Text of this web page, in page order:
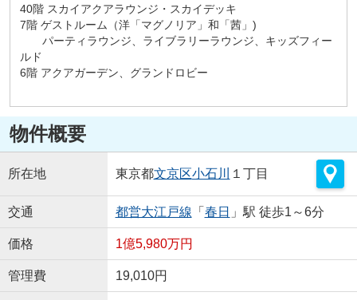
40階 スカイアクアラウンジ・スカイデッキ
7階 ゲストルーム（洋「マグノリア」和「茜」)
パーティラウンジ、ライブラリーラウンジ、キッズフィー
ルド
6階 アクアガーデン、グランドロビー
物件概要
所在地 東京都文京区小石川 １丁目
交通 都営大江戸線 「 春日 」駅 徒歩1～6分
価格 1億5,980万円
管理費 19,010円